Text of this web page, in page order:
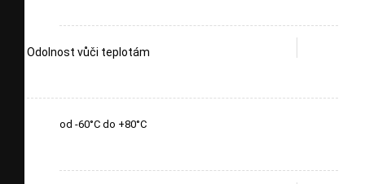
Odolnost vůči teplotám
od -60°C do +80°C